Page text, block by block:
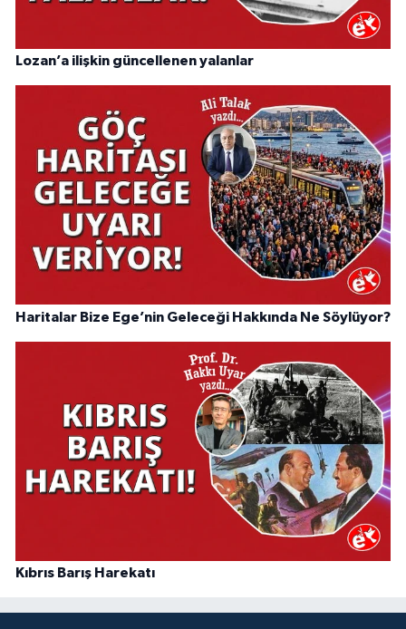
Lozan’a ilişkin güncellenen yalanlar
Haritalar Bize Ege’nin Geleceği Hakkında Ne Söylüyor?
Kıbrıs Barış Harekatı